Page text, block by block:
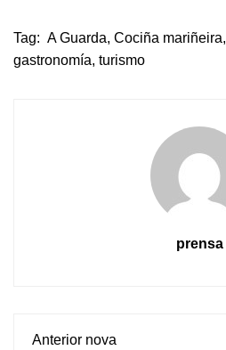
Tag: A Guarda, Cociña mariñeira,
gastronomía, turismo
prensa
Anterior nova